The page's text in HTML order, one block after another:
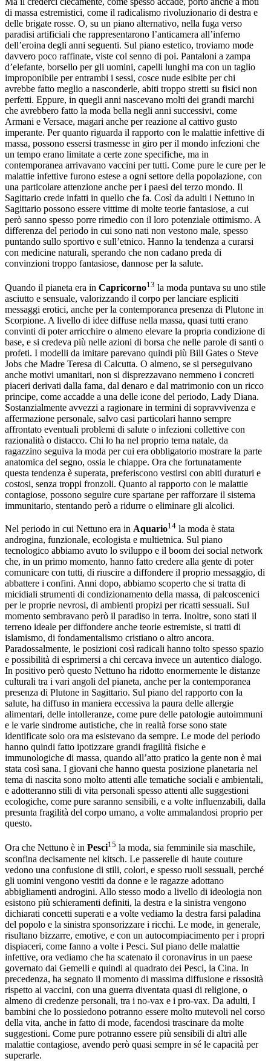
di massa estremistici, come il radicalismo rivoluzionario di destra e
delle brigate rosse. O, su un piano alternativo, nella fuga verso
paradisi artificiali che rappresentarono l’anticamera all’inferno
dell’eroina degli anni seguenti. Sul piano estetico, troviamo mode
davvero poco raffinate, viste col senno di poi. Pantaloni a zampa
d’elefante, borsello per gli uomini, capelli lunghi ma con un taglio
improponibile per entrambi i sessi, cosce nude esibite per chi
avrebbe fatto meglio a nasconderle, abiti troppo stretti su fisici non
perfetti. Eppure, in quegli anni nascevano molti dei grandi marchi
che avrebbero fatto la moda bella negli anni successivi, come
Armani e Versace, magari anche per reazione al cattivo gusto
imperante. Per quanto riguarda il rapporto con le malattie infettive di
massa, possono essersi trasmesse in giro per il mondo infezioni che
un tempo erano limitate a certe zone specifiche, ma in
contemporanea arrivavano vaccini per tutti. Come pure le cure per le
malattie infettive furono estese a ogni settore della popolazione, con
una particolare attenzione anche per i paesi del terzo mondo. Il
Sagittario crede infatti in quello che fa. Così da adulti i Nettuno in
Sagittario possono essere vittime di molte teorie fantasiose, a cui
però sanno spesso porre rimedio con il loro potenziale ottimismo. A
differenza del periodo in cui sono nati non vestono male, spesso
puntando sullo sportivo e sull’etnico. Hanno la tendenza a curarsi
con medicine naturali, sperando che non cadano preda di
convinzioni troppo fantasiose, dannose per la salute.
Quando il pianeta era in Capricorno13 la moda puntava su uno stile
asciutto e sensuale, valorizzando il corpo per lanciare espliciti
messaggi erotici, anche per la contemporanea presenza di Plutone in
Scorpione. A livello di idee diffuse nella massa, quasi tutti erano
convinti di poter arricchire o almeno elevare la propria condizione di
base, e si credeva più nelle azioni di borsa che nelle parole di santi o
profeti. I modelli da imitare parevano quindi più Bill Gates o Steve
Jobs che Madre Teresa di Calcutta. O almeno, se si perseguivano
anche motivi umanitari, non si disprezzavano nemmeno i concreti
piaceri derivati dalla fama, dal denaro e dal matrimonio con un ricco
principe, come accadde a una delle icone del periodo, Lady Diana.
Sostanzialmente avvezzi a ragionare in termini di sopravvivenza e
affermazione personale, salvo casi particolari hanno sempre
affrontato eventuali problemi di salute o infezioni collettive con
razionalità o distacco. Chi lo ha nel proprio tema natale, da
ragazzino seguiva la moda per cui era obbligatorio mostrare la parte
anatomica del segno, ossia le chiappe. Ora che fortunatamente
questa tendenza è superata, preferiscono vestirsi con abiti duraturi e
costosi, senza troppi fronzoli. Quanto al rapporto con le malattie
contagiose, possono seguire cure spartane per rafforzare il sistema
immunitario, stentando però a ridurre o eliminare gli alcolici.
Nel periodo in cui Nettuno era in Aquario14 la moda è stata
androgina, funzionale, ecologista e multietnica. Sul piano
tecnologico abbiamo avuto lo sviluppo e il boom dei social network
che, in un primo momento, hanno fatto credere alla gente di poter
comunicare con tutti, di riuscire a diffondere il proprio messaggio, di
abbattere i confini. Anni dopo, abbiamo scoperto che si tratta di
micidiali strumenti di condizionamento della massa, di palcoscenici
per le proprie nevrosi, di ambienti propizi per ricatti sessuali. Sul
momento sembravano però il paradiso in terra. Inoltre, sono stati il
terreno ideale per diffondere anche teorie estremiste, si tratti di
islamismo, di fondamentalismo cristiano o altro ancora.
Paradossalmente, le posizioni così radicali hanno tolto spesso spazio
e possibilità di esprimersi a chi cercava invece un autentico dialogo.
In positivo però questo Nettuno ha ridotto enormemente le distanze
culturali tra i vari angoli del pianeta, anche per la contemporanea
presenza di Plutone in Sagittario. Sul piano del rapporto con la
salute, ha diffuso in maniera eccessiva la paura delle allergie
alimentari, delle intolleranze, come pure delle patologie autoimmuni
e le varie sindrome autistiche, che in realtà forse sono state
identificate solo ora ma esistevano da sempre. Le mode del periodo
hanno quindi fatto ipotizzare grandi fragilità fisiche e
immunologiche di massa, quando all’atto pratico la gente non è mai
stata così sana. I giovani che hanno questa posizione planetaria nel
tema di nascita sono molto attenti alle tematiche sociali e ambientali,
e adotteranno stili di vita personali spesso attenti alle suggestioni
ecologiche, come pure saranno sensibili, e a volte influenzabili, dalla
presunta fragilità del corpo umano, a volte ammalandosi proprio per
questo.
Ora che Nettuno è in Pesci15 la moda, sia femminile sia maschile,
sconfina decisamente nel kitsch. Le passerelle di haute couture
vedono una confusione di stili, colori, e spesso ruoli sessuali, perché
gli uomini vengono vestiti da donne e le ragazze adottano
abbigliamenti androgini. Allo stesso modo a livello di ideologia non
esistono più schieramenti definiti, la destra e la sinistra vengono
dichiarati concetti superati e a volte vediamo la destra farsi paladina
del popolo e la sinistra sponsorizzare i ricchi. Le mode, in generale,
risultano bizzarre, emotive, e con un autocompiacimento per i propri
dispiaceri, come fanno a volte i Pesci. Sul piano delle malattie
infettive, ora vediamo che ha scatenato il coronavirus in un paese
governato dai Gemelli e quindi al quadrato dei Pesci, la Cina. In
precedenza, ha segnato il momento di massima diffusione e rissosità
rispetto ai vaccini, con una guerra diventata quasi di religione, o
almeno di credenze personali, tra i no-vax e i pro-vax. Da adulti, I
bambini che lo possiedono potranno essere molto mutevoli nel corso
della vita, anche in fatto di mode, facendosi trascinare da molte
suggestioni. Come pure potranno essere più sensibili di altri alle
malattie contagiose, avendo però quasi sempre in sé le capacità per
superarle.